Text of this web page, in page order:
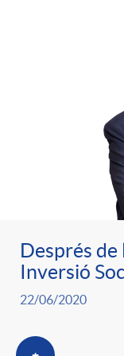
n
s
e
s
n
t
i
Després de
Inversió
22/06/2020